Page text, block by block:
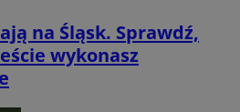
na Śląsk. Sprawdź,
wykonasz